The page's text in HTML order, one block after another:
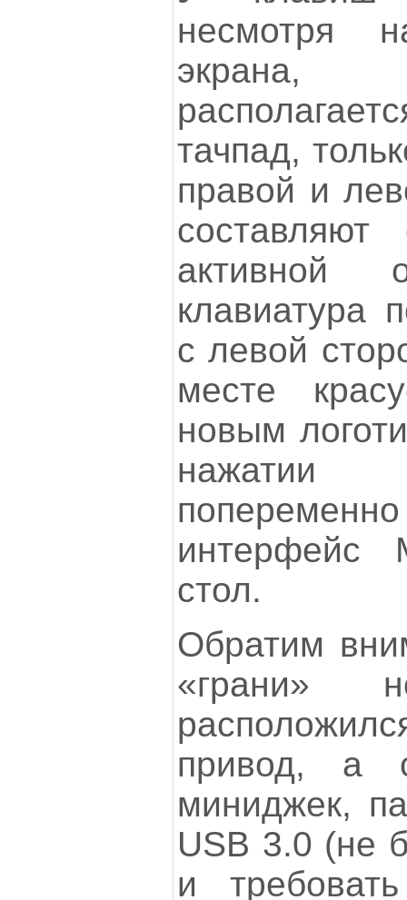
несмотря
тачпад,
правой и
активной
клавиатура
с левой
месте
новым
интерфейс
стол.
Обратим
«грани»
привод, а
миниджек,
USB 3.0 (не
и